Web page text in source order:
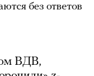
без ответов
ВДВ,